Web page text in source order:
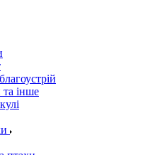
інше